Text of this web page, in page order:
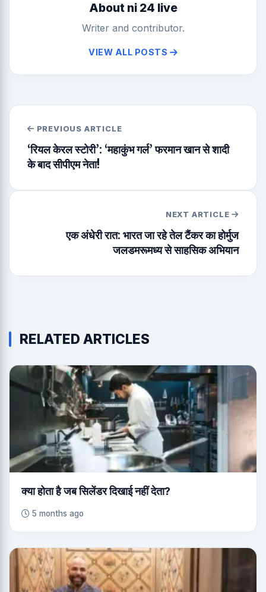
About ni 24 live
Writer and contributor.
VIEW ALL POSTS
PREVIOUS ARTICLE
‘रियल केरल स्टोरी’: ‘महाकुंभ गर्ल’ फरमान खान से शादी
के बाद सीपीएम नेता!
NEXT ARTICLE
एक अंधेरी रात: भारत जा रहे तेल टैंकर का होर्मुज
जलडमरूमध्य से साहसिक अभियान
RELATED ARTICLES
क्या होता है जब सिलेंडर दिखाई नहीं देता?
5 months ago